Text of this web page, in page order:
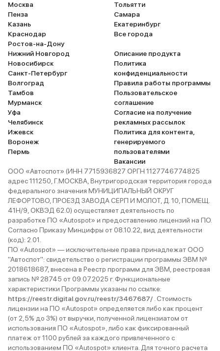
Москва
Пенза
Казань
Краснодар
Ростов-на-Дону
Нижний Новгород
Новосибирск
Санкт-Петербург
Волгоград
Тамбов
Мурманск
Уфа
Челябинск
Ижевск
Воронеж
Пермь
Тольятти
Самара
Екатеринбург
Все города
Описание продукта
Политика
конфиденциальности
Правила работы программы
Пользовательское
соглашение
Согласие на получение
рекламных рассылок
Политика для контента,
генерируемого
пользователями
Вакансии
ООО «Автоспот» (ИНН 7715936827 ОРГН 1127746774825
адрес 111250, Г.МОСКВА, Внутригородская территория города
федерального значения МУНИЦИПАЛЬНЫЙ ОКРУГ
ЛЕФОРТОВО, ПРОЕЗД ЗАВОДА СЕРП И МОЛОТ, Д. 10, ПОМЕЩ.
41Н/9, ОКВЭД 62.0) осуществляет деятельность по
разработке ПО «Autospot» и предоставлению лицензий на ПО.
Согласно Приказу Минцифры от 08.10.22, вид деятельности
(код): 2.01.
ПО «Autospot» — исключительные права принадлежат ООО
"Автоспот": свидетельство о регистрации программы ЭВМ №
2018618687, внесена в Реестр программ для ЭВМ, реестровая
запись № 28745 от 09.07.2025 г. Функциональные
характеристики Программы указаны по ссылке:
https://reestr.digital.gov.ru/reestr/3467687/ . Стоимость
лицензии на ПО «Autospot» определяется либо как процент
(от 2,5% до 3%) от выручки, полученной лицензиатом от
использования ПО «Autospot», либо как фиксированный
платеж от 1100 рублей за каждого привлеченного с
использованием ПО «Autospot» клиента. Для точного расчета